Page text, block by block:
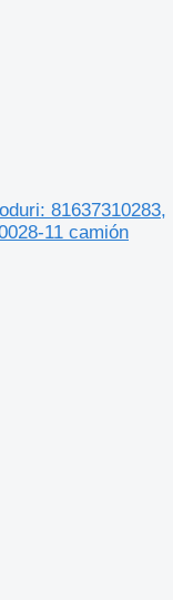
81637310283,
11 camión